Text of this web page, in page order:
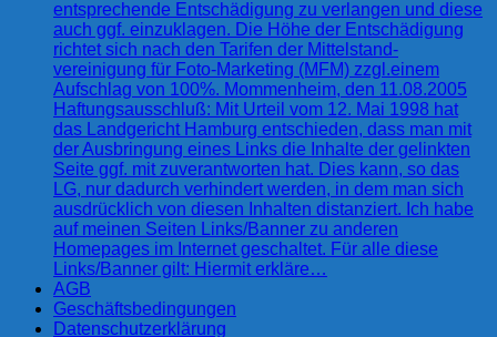
entsprechende Entschädigung zu verlangen und diese
auch ggf. einzuklagen. Die Höhe der Entschädigung
richtet sich nach den Tarifen der Mittelstand-
vereinigung für Foto-Marketing (MFM) zzgl.einem
Aufschlag von 100%. Mommenheim, den 11.08.2005
Haftungsausschluß: Mit Urteil vom 12. Mai 1998 hat
das Landgericht Hamburg entschieden, dass man mit
der Ausbringung eines Links die Inhalte der gelinkten
Seite ggf. mit zuverantworten hat. Dies kann, so das
LG, nur dadurch verhindert werden, in dem man sich
ausdrücklich von diesen Inhalten distanziert. Ich habe
auf meinen Seiten Links/Banner zu anderen
Homepages im Internet geschaltet. Für alle diese
Links/Banner gilt: Hiermit erkläre…
AGB
Geschäftsbedingungen
Datenschutzerklärung